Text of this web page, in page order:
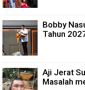
Bobby
Tahun
Aji Jerat
Masalah